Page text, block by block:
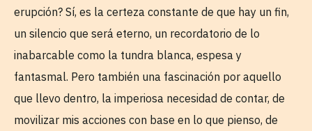
erupción? Sí, es la certeza constante de que hay un fin,
un silencio que será eterno, un recordatorio de lo
inabarcable como la tundra blanca, espesa y
fantasmal. Pero también una fascinación por aquello
que llevo dentro, la imperiosa necesidad de contar, de
movilizar mis acciones con base en lo que pienso, de